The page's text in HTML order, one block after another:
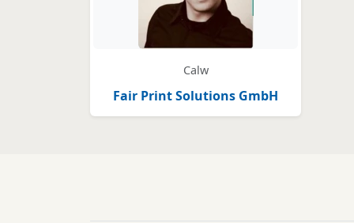
Calw
Fair Print Solutions GmbH